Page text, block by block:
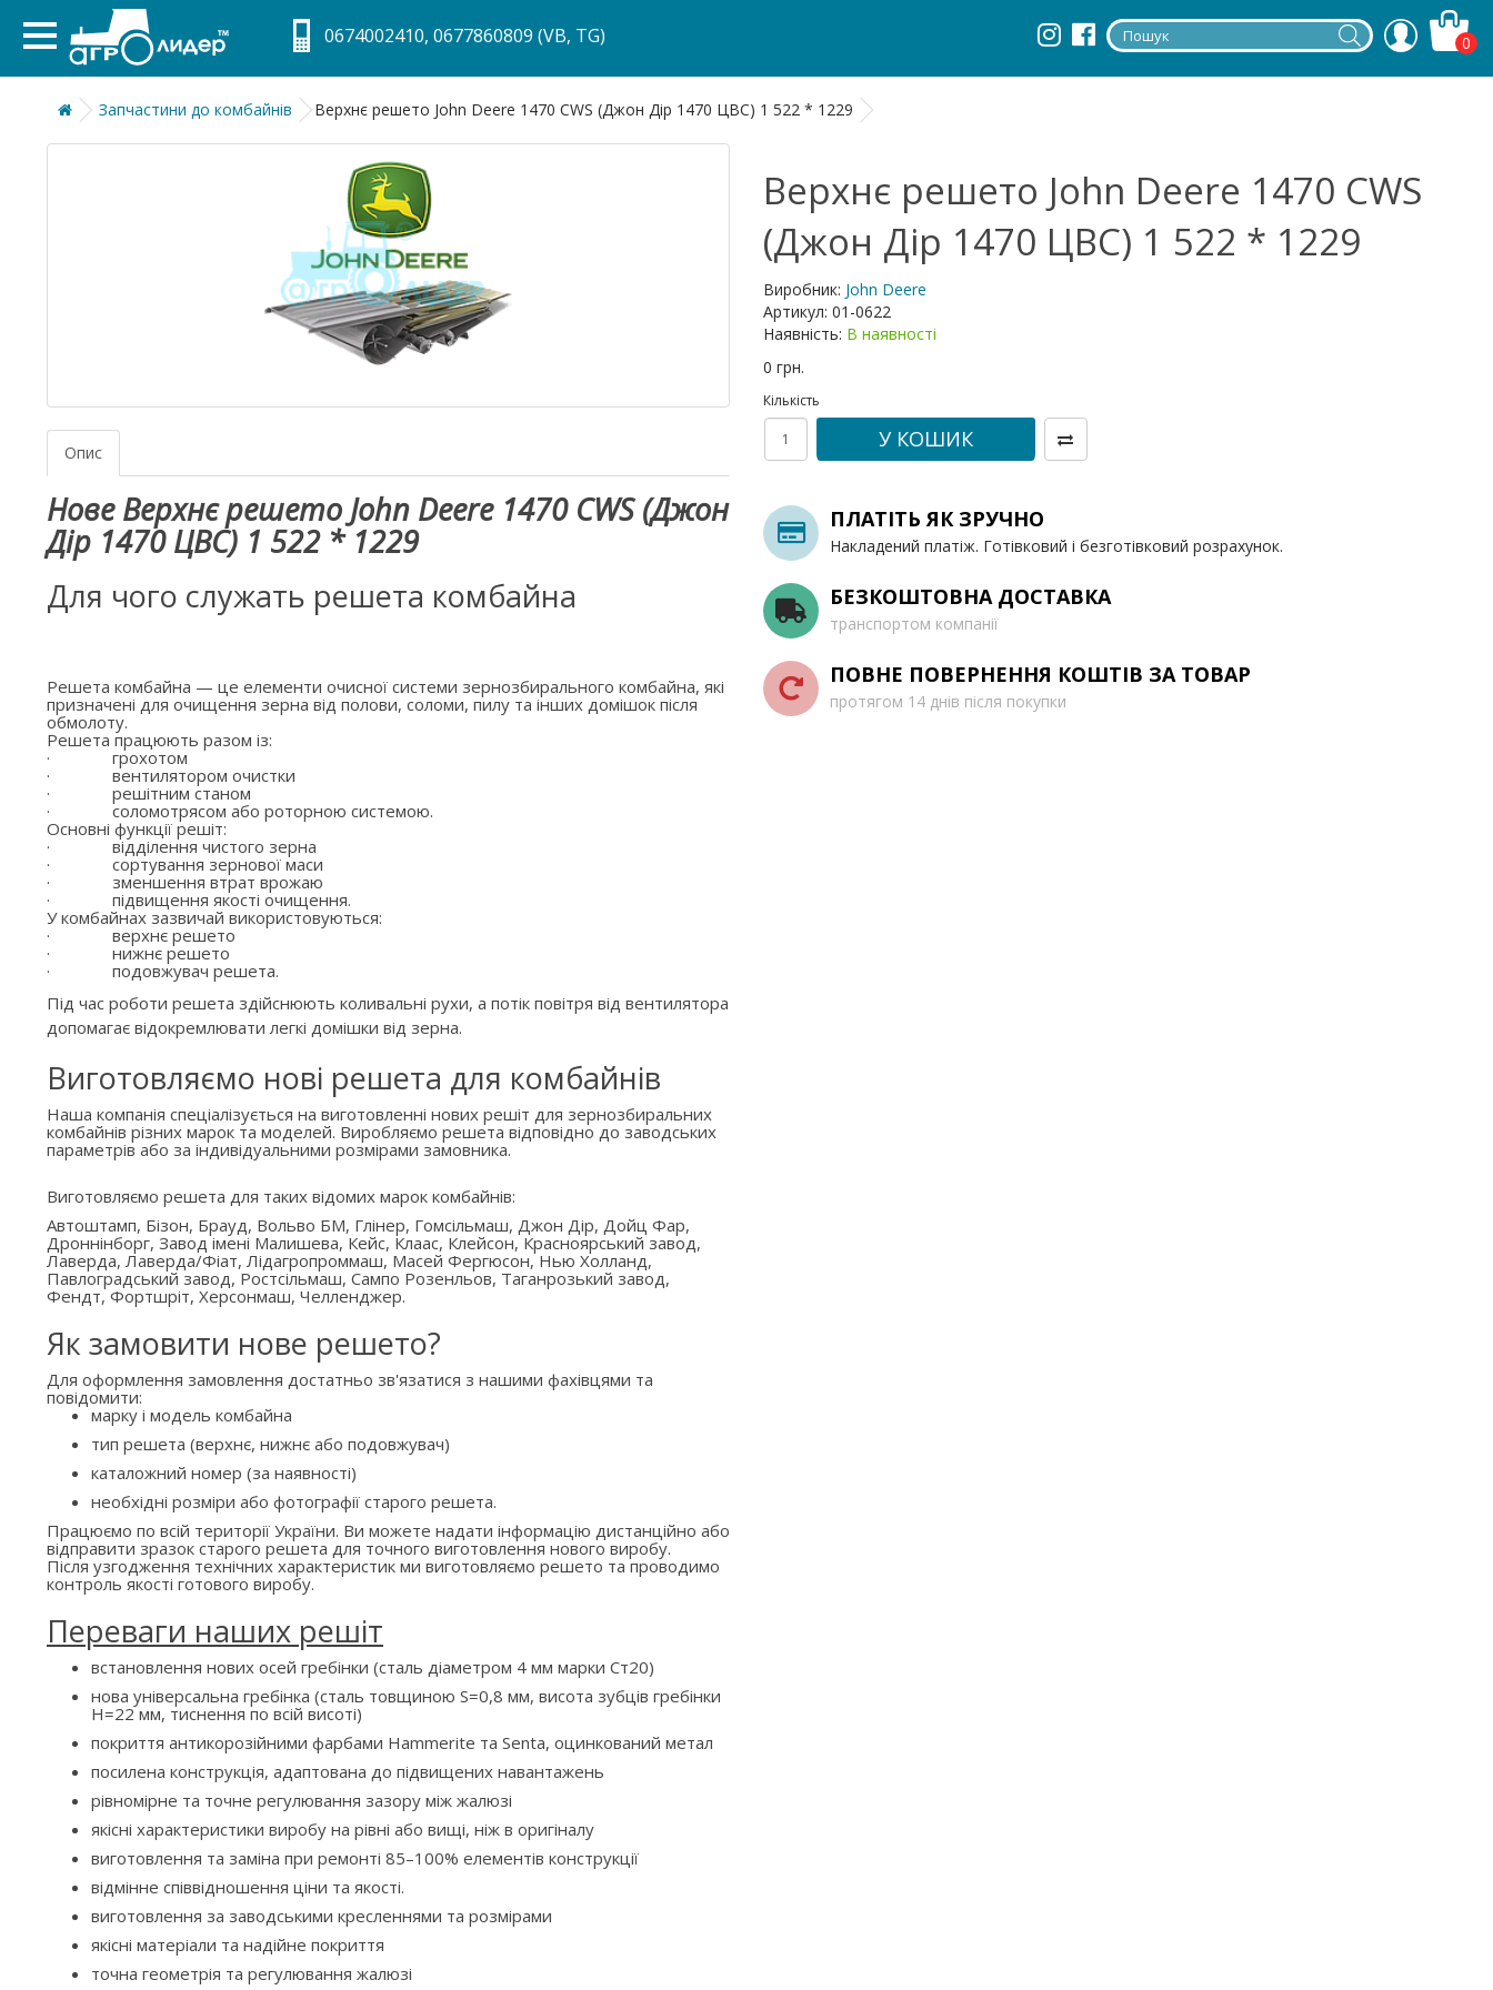
0674002410, 0677860809 (VB, TG) 0
Запчастини до комбайнів Верхнє решето John Deere 1470 CWS (Джон Дір 1470 ЦВС) 1 522 * 1229
Опис
Нове Верхнє решето John Deere 1470 CWS (Джон
Дір 1470 ЦВС) 1 522 * 1229
Для чого служать решета комбайна
Решета комбайна — це елементи очисної системи зернозбирального комбайна, які
призначені для очищення зерна від полови, соломи, пилу та інших домішок після
обмолоту.
Решета працюють разом із:
·
грохотом
·
вентилятором очистки
·
решітним станом
·
соломотрясом або роторною системою.
Основні функції решіт:
·
відділення чистого зерна
·
сортування зернової маси
·
зменшення втрат врожаю
·
підвищення якості очищення.
У комбайнах зазвичай використовуються:
·
верхнє решето
·
нижнє решето
·
подовжувач решета.
Під час роботи решета здійснюють коливальні рухи, а потік повітря від вентилятора
допомагає відокремлювати легкі домішки від зерна.
Виготовляємо нові решета для комбайнів
Наша компанія спеціалізується на виготовленні нових решіт для зернозбиральних
комбайнів різних марок та моделей. Виробляємо решета відповідно до заводських
параметрів або за індивідуальними розмірами замовника.
Виготовляємо решета для таких відомих марок комбайнів:
Автоштамп, Бізон, Брауд, Вольво БМ, Глінер, Гомсільмаш, Джон Дір, Дойц Фар,
Дроннінборг, Завод імені Малишева, Кейс, Клаас, Клейсон, Красноярський завод,
Лаверда, Лаверда/Фіат, Лідагропроммаш, Масей Фергюсон, Нью Холланд,
Павлоградський завод, Ростсільмаш, Сампо Розенльов, Таганрозький завод,
Фендт, Фортшріт, Херсонмаш, Челленджер.
Як замовити нове решето?
Для оформлення замовлення достатньо зв'язатися з нашими фахівцями та
повідомити:
марку і модель комбайна
тип решета (верхнє, нижнє або подовжувач)
каталожний номер (за наявності)
необхідні розміри або фотографії старого решета.
Працюємо по всій території України. Ви можете надати інформацію дистанційно або
відправити зразок старого решета для точного виготовлення нового виробу.
Після узгодження технічних характеристик ми виготовляємо решето та проводимо
контроль якості готового виробу.
Переваги наших решіт
встановлення нових осей гребінки (сталь діаметром 4 мм марки Ст20)
нова універсальна гребінка (сталь товщиною S=0,8 мм, висота зубців гребінки
H=22 мм, тиснення по всій висоті)
покриття антикорозійними фарбами Hammerite та Senta, оцинкований метал
посилена конструкція, адаптована до підвищених навантажень
рівномірне та точне регулювання зазору між жалюзі
якісні характеристики виробу на рівні або вищі, ніж в оригіналу
виготовлення та заміна при ремонті 85–100% елементів конструкції
відмінне співвідношення ціни та якості.
виготовлення за заводськими кресленнями та розмірами
якісні матеріали та надійне покриття
точна геометрія та регулювання жалюзі
Верхнє решето John Deere 1470 CWS
(Джон Дір 1470 ЦВС) 1 522 * 1229
Виробник: John Deere
Артикул: 01-0622
Наявність: В наявності
0 грн.
Кількість
У КОШИК
ПЛАТІТЬ ЯК ЗРУЧНО
Накладений платіж. Готівковий і безготівковий розрахунок.
БЕЗКОШТОВНА ДОСТАВКА
транспортом компанії
ПОВНЕ ПОВЕРНЕННЯ КОШТІВ ЗА ТОВАР
протягом 14 днів після покупки